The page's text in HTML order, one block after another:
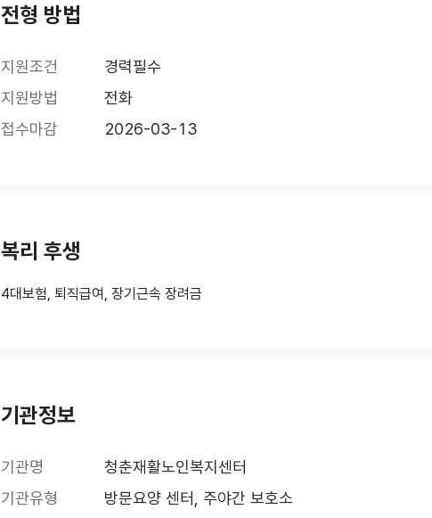
전형 방법
지원조건
경력필수
지원방법
전화
접수마감
2026-03-13
복리 후생
4대보험, 퇴직급여, 장기근속 장려금
기관정보
기관명
청춘재활노인복지센터
기관유형
방문요양 센터, 주야간 보호소